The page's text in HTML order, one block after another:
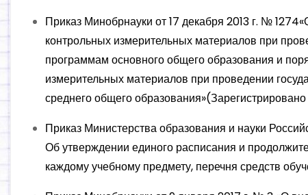
Приказ Минобрнауки от 17 декабря 2013 г. №
контрольных измерительных материалов при
программам основного общего образования и
измерительных материалов при проведении
среднего общего
Приказ Министерства образования и науки
Об утверждении единого расписания и
каждому учебному предмету, перечня средств